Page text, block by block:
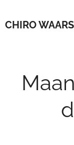
CHIRO